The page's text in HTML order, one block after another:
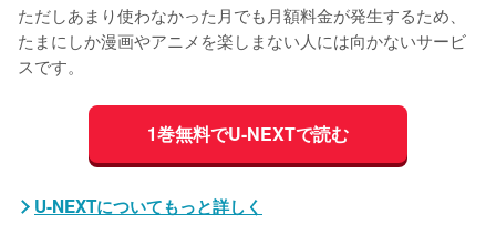
ただしあまり使わなかった月でも月額料金が発生するため、
たまにしか漫画やアニメを楽しまない人には向かないサービ
スです。
1巻無料でU-NEXTで読む
U-NEXTについてもっと詳しく